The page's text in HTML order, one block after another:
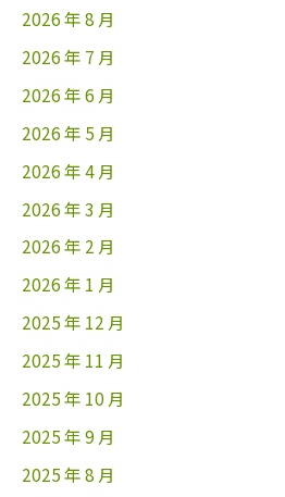
2026 年 8 月
2026 年 7 月
2026 年 6 月
2026 年 5 月
2026 年 4 月
2026 年 3 月
2026 年 2 月
2026 年 1 月
2025 年 12 月
2025 年 11 月
2025 年 10 月
2025 年 9 月
2025 年 8 月